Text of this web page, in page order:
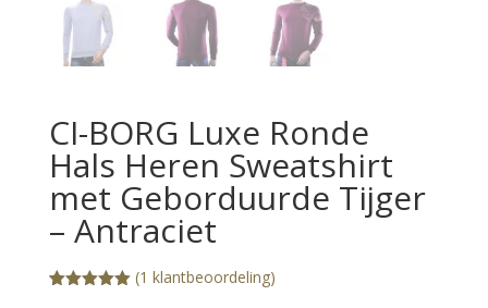
CI-BORG Luxe Ronde
Hals Heren Sweatshirt
met Geborduurde Tijger
– Antraciet
(1 klantbeoordeling)